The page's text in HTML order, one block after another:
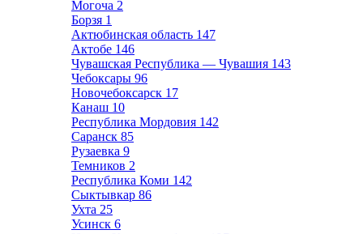
Могоча 2
Борзя 1
Актюбинская область 147
Актобе 146
Чувашская Республика — Чувашия 143
Чебоксары 96
Новочебоксарск 17
Канаш 10
Республика Мордовия 142
Саранск 85
Рузаевка 9
Темников 2
Республика Коми 142
Сыктывкар 86
Ухта 25
Усинск 6